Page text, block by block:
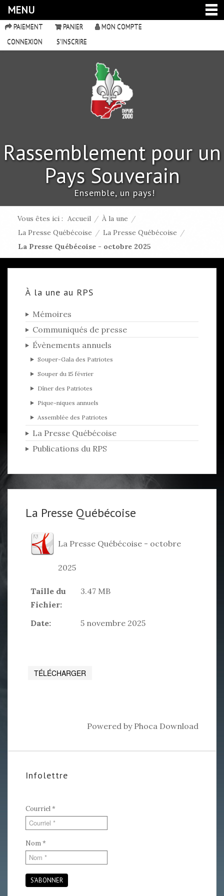
MENU
PAIEMENT PANIER
MON COMPTE
CONNEXION
S'INSCRIRE
Rassemblement pour un
Pays Souverain
Ensemble, un pays!
Vous êtes ici : Accueil / À la une /
La Presse Québécoise / La Presse Québécoise /
La Presse Québécoise - octobre 2025
À la une au RPS
Mémoires
Communiqués de presse
Évènements annuels
Souper-Gala des Patriotes
Souper du 15 février
Dîner des Patriotes
Pique-niques annuels
Assemblée des Patriotes
La Presse Québécoise
Publications du RPS
La Presse Québécoise
La Presse Québécoise - octobre
2025
Taille du
Fichier:
3.47 MB
Date: 5 novembre 2025
Powered by Phoca Download
Infolettre
Courriel*
Nom*
S'ABONNER